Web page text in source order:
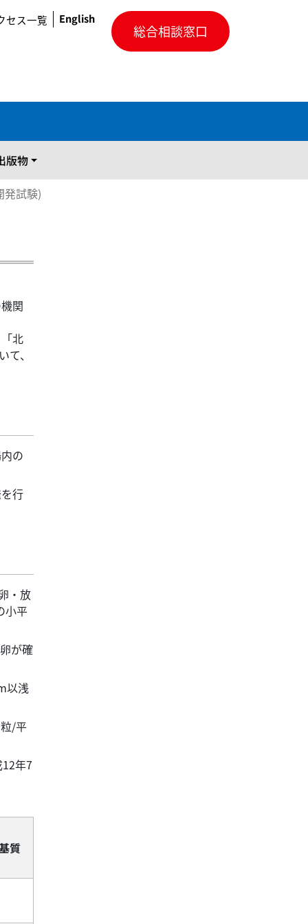
セス一覧 English
総合相談窓口
版物
発試験)
関
北
、
の
行
・放
小平
が確
以浅
/平
年7
質